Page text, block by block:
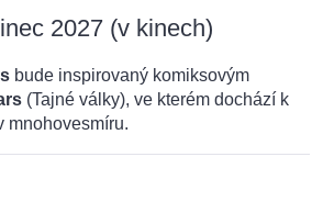
2027 (v kinech)
bude inspirovaný komiksovým
(Tajné války), ve kterém dochází k
mnohovesmíru.